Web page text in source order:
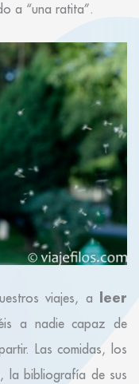
a “una ratita”.
viajes, a leer
a nadie capaz de
Las comidas, los
la bibliografía de sus